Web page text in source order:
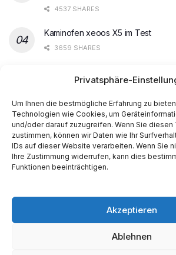
Privatsphäre-
Um Ihnen die bestmögliche Erfahrung zu
Technologien wie Cookies, um
und/oder darauf zuzugreifen. Wenn Sie diesen
zustimmen, können wir Daten wie Ihr
IDs auf dieser Website verarbeiten. Wenn Sie
Ihre Zustimmung widerrufen, kann dies
Funktionen beeinträchtigen.
Akzeptieren
Ablehnen
4537 SHARES
Kaminofen xeoos X5 im Test
3659 SHARES
Start AI Tech Kapital Prognosen
Space
Medien
an qualifizierten